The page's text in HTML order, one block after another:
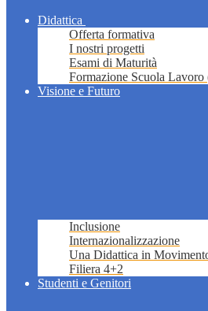
Didattica
Offerta formativa
I nostri progetti
Esami di Maturità
Formazione Scuola
Visione e Futuro
Inclusione
Internazionalizzazione
Una Didattica in
Filiera 4+2
Studenti e Genitori